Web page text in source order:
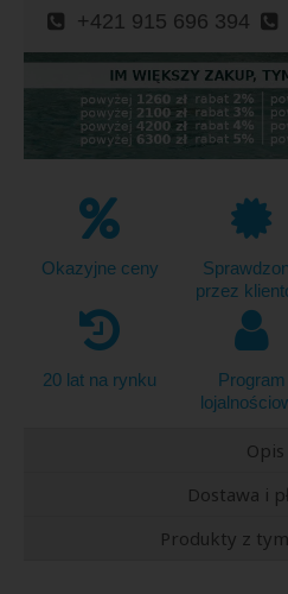
+421 915 696 394
Okazyjne ceny
przez
20 lat na rynku
Program
Opis
Dostawa i
Produkty z